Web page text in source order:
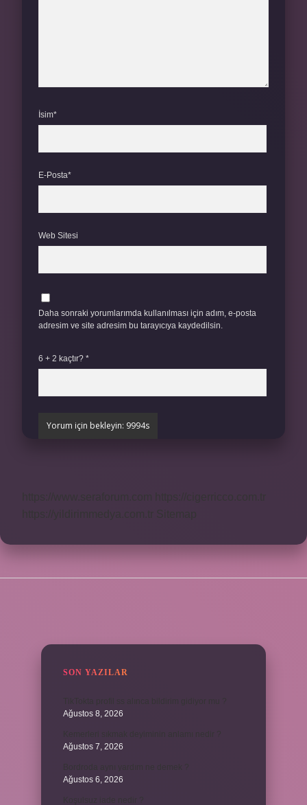
İsim*
E-Posta*
Web Sitesi
Daha sonraki yorumlarımda kullanılması için adım, e-posta
adresim ve site adresim bu tarayıcıya kaydedilsin.
6 + 2 kaçtır? *
SON YAZILAR
Ağustos 8, 2026
Ağustos 7, 2026
Ağustos 6, 2026